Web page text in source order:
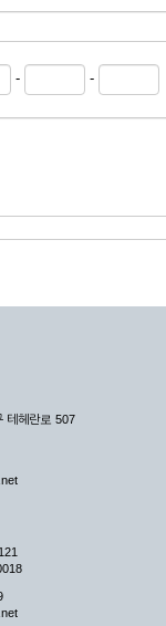
ID가 발급됩니다. 부득
하거나 취소할 수 있
서비스 설비의 장애,
우
중지됨으로 인해 이
를 이용할 수 있도록
누설, 배포하여서는 안
- -
테헤란로 507